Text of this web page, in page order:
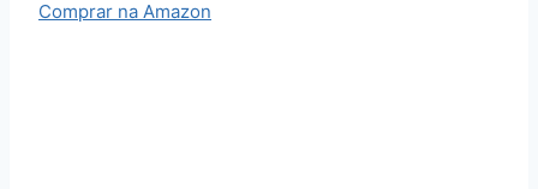
Comprar na Amazon